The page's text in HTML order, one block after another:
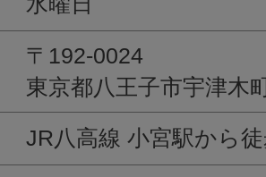
〒192-0024
東京都八王子市宇津木
JR八高線 小宮駅から